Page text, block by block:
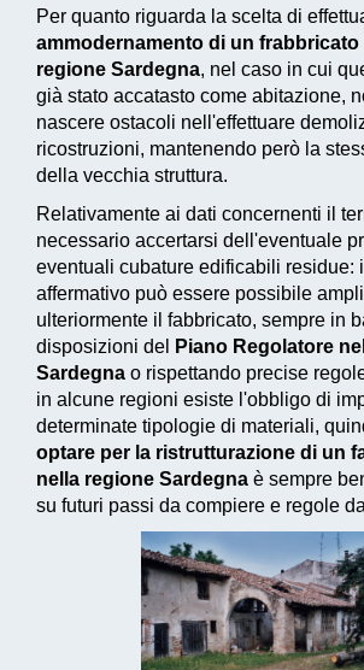
Per quanto riguarda la scelta di
ammodernamento di un frabbricato
regione Sardegna, nel caso in cui
già stato accatasto come abitazione,
nascere ostacoli nell'effettuare
ricostruzioni, mantenendo però la
della vecchia struttura.
Relativamente ai dati concernenti il
necessario accertarsi dell'eventuale
eventuali cubature edificabili residue:
affermativo può essere possibile
ulteriormente il fabbricato, sempre in
disposizioni del
Piano Regolatore
Sardegna o rispettando precise
in alcune regioni esiste l'obbligo di
determinate tipologie di materiali,
optare per la ristrutturazione di un
nella regione Sardegna è sempre
su futuri passi da compiere e regole